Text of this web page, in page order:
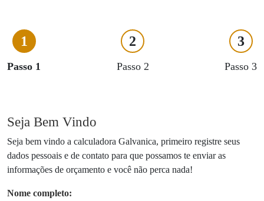
1
Passo 1
2
Passo 2
3
Passo 3
Seja Bem Vindo
Seja bem vindo a calculadora Galvanica, primeiro registre seus
dados pessoais e de contato para que possamos te enviar as
informações de orçamento e você não perca nada!
Nome completo: